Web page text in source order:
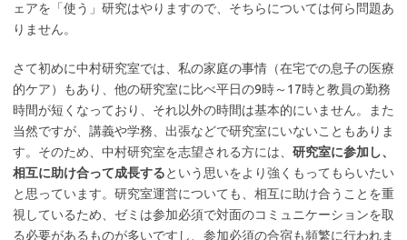
ェアを「使う」研究はやりますので、そちらについては何ら問題あ
りません。
さて初めに中村研究室では、私の家庭の事情（在宅での息子の医療
的ケア）もあり、他の研究室に比べ平日の9時～17時と教員の勤務
時間が短くなっており、それ以外の時間は基本的にいません。また
当然ですが、講義や学務、出張などで研究室にいないこともありま
す。そのため、中村研究室を志望される方には、 研究室に参加し、
相互に助け合って成長するという思いをより強くもってもらいたい
と思っています。研究室運営についても、相互に助け合うことを重
視しているため、ゼミは参加必須で対面のコミュニケーションを取
る必要があるものが多いですし、参加必須の合宿も頻繁に行われま